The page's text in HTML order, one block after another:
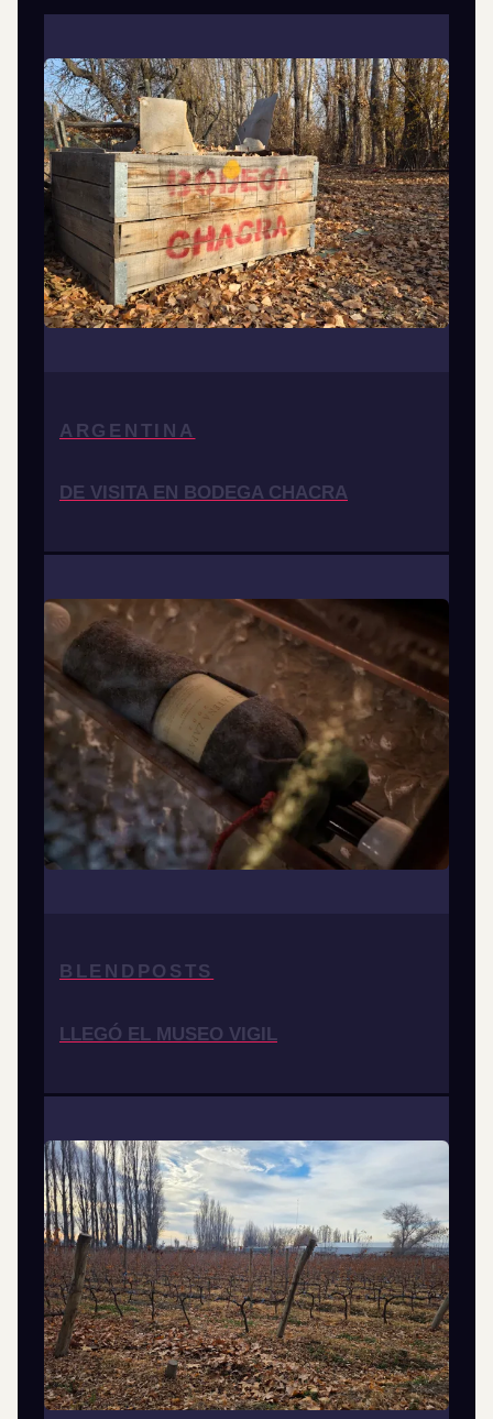
ARGENTINA
DE VISITA EN BODEGA CHACRA
BLENDPOSTS
LLEGÓ EL MUSEO VIGIL